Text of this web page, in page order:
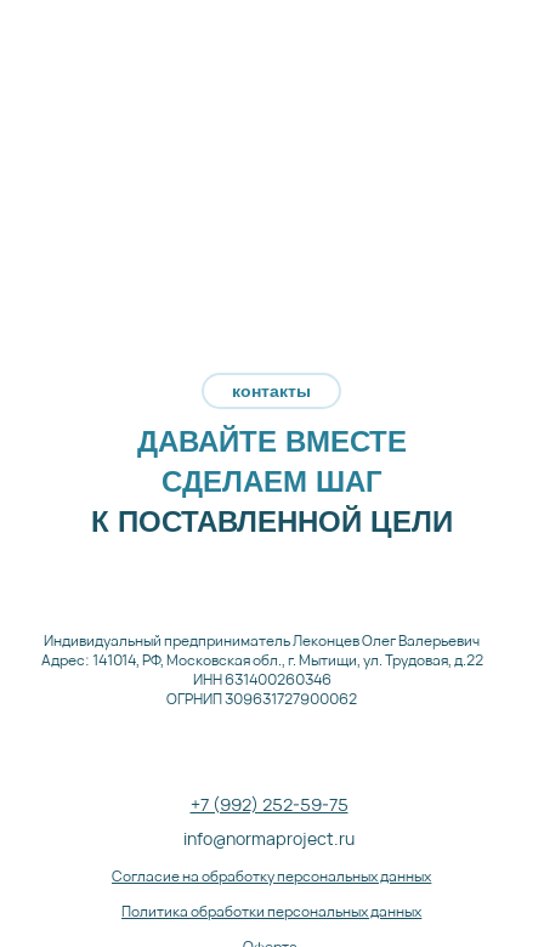
Практический психолог
Записаться
Моя группа ВК
Мой телеграмм канал
контакты
ДАВАЙТЕ ВМЕСТЕ
СДЕЛАЕМ ШАГ
К ПОСТАВЛЕННОЙ ЦЕЛИ
Согласие на обработку персональных данных
Политика обработки персональных данных
+7 (992) 252-59-75
info@normaproject.ru
Индивидуальный предприниматель Леконцев Олег Валерьевич
Адрес: 141014, РФ, Московская обл., г. Мытищи, ул. Трудовая, д.22
ИНН 631400260346
ОГРНИП 309631727900062